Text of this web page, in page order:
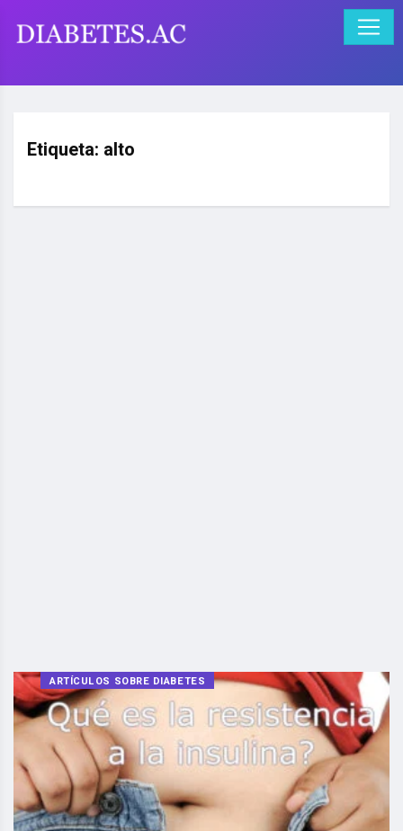
Etiqueta: alto
ARTÍCULOS SOBRE DIABETES